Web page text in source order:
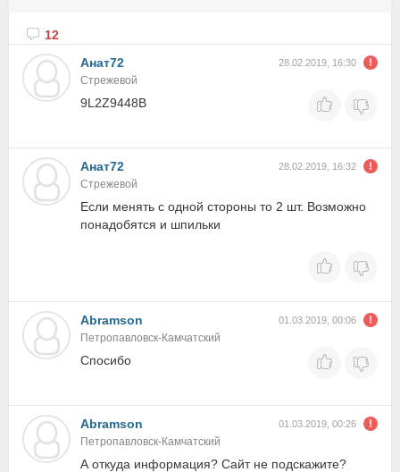
12
Анат72
28.02.2019, 16:30
Стрежевой
9L2Z9448B
Анат72 28.02.2019, 16:32
Стрежевой
Если менять с одной стороны то 2 шт. Возможно
понадобятся и шпильки
Abramson 01.03.2019, 00:06
Петропавловск-Камчатский
Спосибо
Abramson 01.03.2019, 00:26
Петропавловск-Камчатский
А откуда информация? Сайт не подскажите?